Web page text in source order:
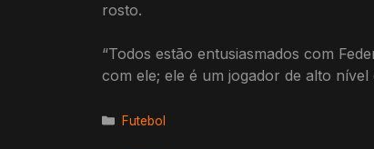
rosto.
“Todos estão entusiasmados com
com ele; ele é um jogador de alto nível
Categorias
Futebol